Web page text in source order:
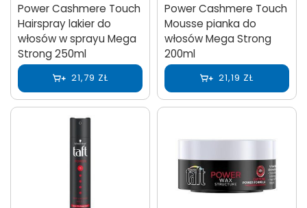
Power Cashmere Touch
Hairspray lakier do
włosów w sprayu Mega
Strong 250ml
21,79 ZŁ
Power Cashmere Touch
Mousse pianka do
włosów Mega Strong
200ml
21,19 ZŁ